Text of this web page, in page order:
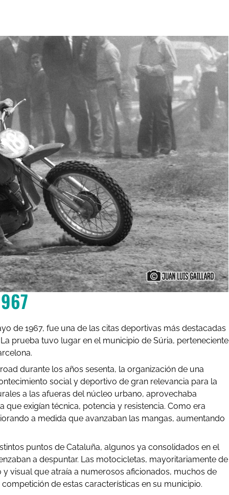
de 1967, fue una de las citas deportivas más destacadas
prueba tuvo lugar en el municipio de Súria, perteneciente
durante los años sesenta, la organización de una
social y deportivo de gran relevancia para la
a las afueras del núcleo urbano, aprovechaba
que exigían técnica, potencia y resistencia. Como era
a medida que avanzaban las mangas, aumentando
puntos de Cataluña, algunos ya consolidados en el
a despuntar. Las motocicletas, mayoritariamente de
visual que atraía a numerosos aficionados, muchos de
de estas características en su municipio.